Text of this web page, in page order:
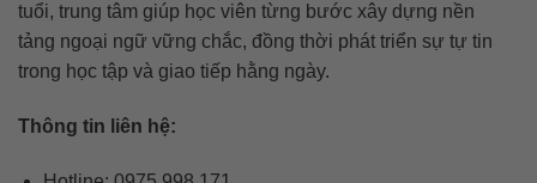
tuổi, trung tâm giúp học viên từng bước xây dựng nền
tảng ngoại ngữ vững chắc, đồng thời phát triển sự tự tin
trong học tập và giao tiếp hằng ngày.
Thông tin liên hệ: